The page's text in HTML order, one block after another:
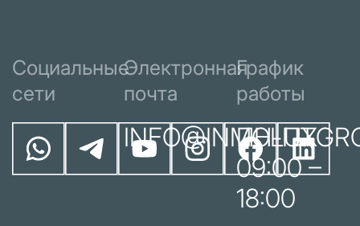
Социальные
сети
Электронная
почта
График
работы
ПН-ПТ
09:00 –
18:00